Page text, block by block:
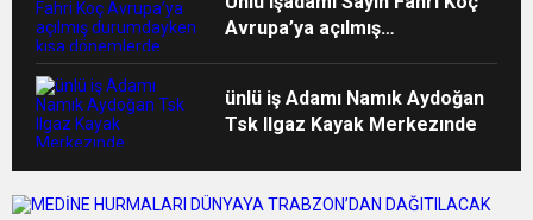
Avrupa’ya açılmış
gönlüne taht kurmuş
ünlü iş Adamı Namık Aydoğan
Tsk Ilgaz Kayak Merkezınde